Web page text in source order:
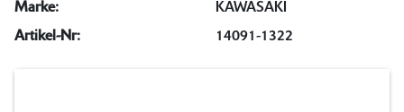
Marke:
KAWASAKI
Artikel-Nr:
14091-1322